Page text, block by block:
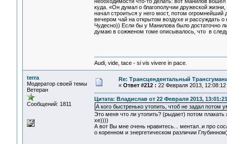
куда. «Он думал о благополучии дружеской
начал строиться у него мост, потом
вечером чай на открытом воздухе и рассуждать
Чудесно)) Если бы у Манилова было достаточно
думаю в сожженом томе описывалось, что в
Audi, vide, tace - si vis vivere in pace.
terra
Модератор своей темы
Ветеран
Сообщений: 1811
Re: Трансцендентальный
« Ответ #212 : 22 Февраля 2013, 12:08:12
Цитата: Владислав от 22 Февраля 2013, 13:01:21
А кого быстренько утопить, чтоб не задал
Это меня что ли утопить? (рыдает) потом
хе))))
А вот Вы мне очень нравитесь... ментал..и про
о коренном и энергетическом различии